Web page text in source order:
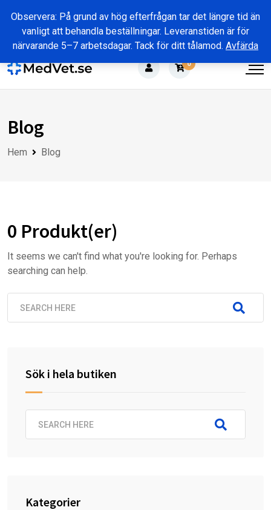
Observera: På grund av hög efterfrågan tar det längre tid än
vanligt att behandla beställningar. Leveranstiden är för
närvarande 5–7 arbetsdagar. Tack för ditt tålamod. Avfärda
Skip
content
0
Blog
Hem Blog
0 Produkt(er)
It seems we can't find what you're looking for. Perhaps
searching can help.
Sök i hela butiken
Kategorier